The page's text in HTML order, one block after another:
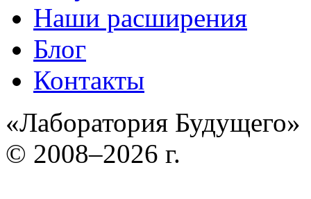
Наши расширения
Блог
Контакты
«Лаборатория Будущего»
© 2008–2026 г.